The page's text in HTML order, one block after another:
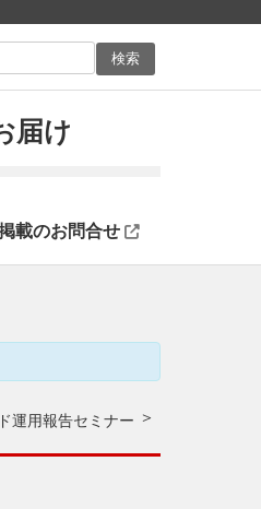
届け
載のお問合せ
運用報告セミナー